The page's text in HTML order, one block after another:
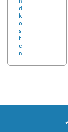
d
k
o
s
t
e
n